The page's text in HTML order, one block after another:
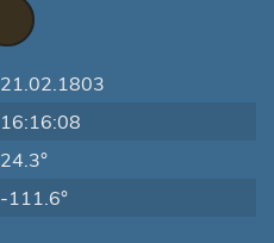
21.02.1803
16:16:08
24.3°
-111.6°